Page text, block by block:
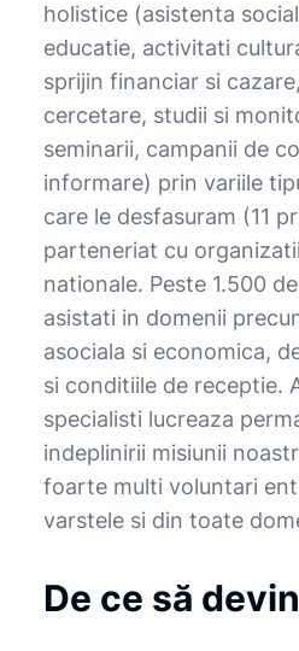
holistice (asistenta
educatie, activitati
sprijin financiar si
cercetare, studii si
seminarii, campanii de
informare) prin variile
care le desfasuram (11
parteneriat cu
nationale. Peste 1.500
asistati in domenii
asociala si economica,
si conditiile de receptie.
specialisti lucreaza
indeplinirii misiunii
foarte multi voluntari
varstele si din toate
De ce să